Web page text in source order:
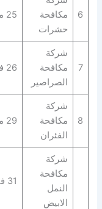
6
مكافحة
حشرات
25 مهندس زراعي
7
شركة
مكافحة
الصراصير
26 فني مكافحة حشرات
8
شركة
مكافحة
الفئران
29 مهندس زراعي
شركة
مكافحة
النمل
الابيض
31 فني ابادة حشرات